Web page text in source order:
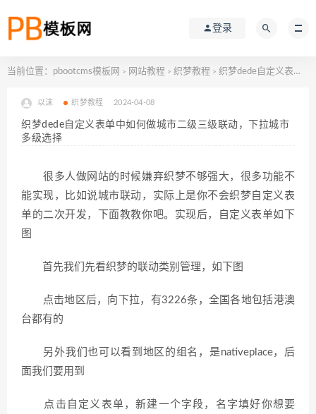
登录
当前位置： pbootcms模板网 > 网站教程 > 织梦教程 > 织梦dede自定义表单中如何做城市二级三级联动，下拉城市多级选择
以沫 织梦教程 2024-04-08
织梦dede自定义表单中如何做城市二级三级联动，下拉城市
多级选择
很多人做网站的时候嫌弃织梦不够强大，很多功能不
能实现，比如说城市联动，实际上是你不会织梦自定义表
单的二次开发，下面教教你吧。实现后，自定义表单如下
图
首先我们先看织梦的联动类别管理，如下图
点击地区后，向下拉，有3226条，全国各地包括港澳
台都有的
另外我们也可以看到地区的组名，是nativeplace，后
面我们要用到
点击自定义表单，新建一个字段，名字填好你想要